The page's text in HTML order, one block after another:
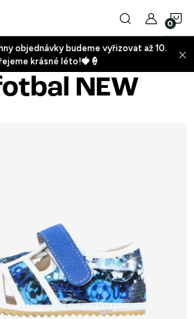
+
objednávky budeme vyřizovat až 10.
krásné léto!🍓🍦
NEW